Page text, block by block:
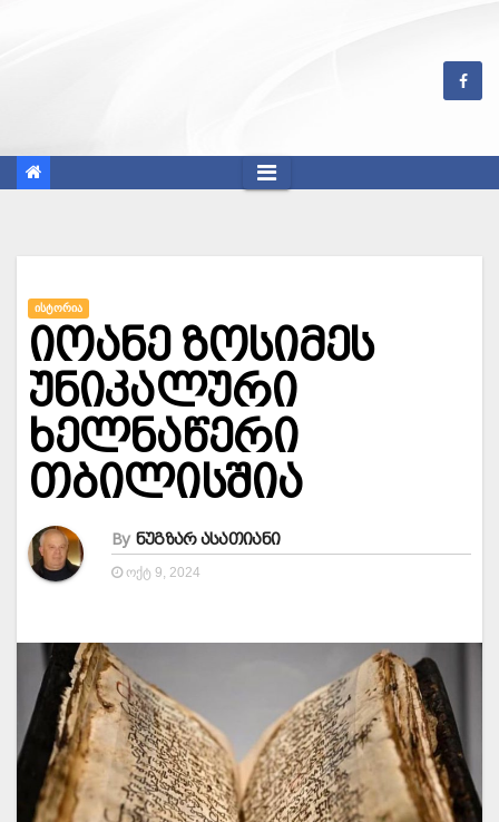
ᲘᲡᲢᲝᲠᲘᲐ
იოანე ზოსიმეს
უნიკალური
ხელნაწერი
თბილისშია
By ნუგზარ ასათიანი
ᲝᲥᲢ 9, 2024